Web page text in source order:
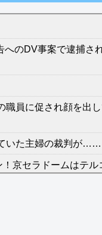
へのDV事案で逮捕さ
職員に促され顔を出
いた主婦の裁判が……
！京セラドームはテル